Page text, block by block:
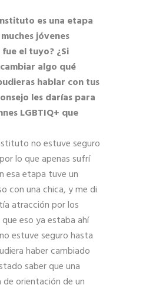
es una etapa
jóvenes
fue el tuyo? ¿Si
algo qué
hablar con tus
les darías para
LGBTIQ+ que
no estuve seguro
lo que apenas sufrí
esa etapa tuve un
con una chica, y me di
atracción por los
eso ya estaba ahí
estuve seguro hasta
haber cambiado
saber que una
orientación de un